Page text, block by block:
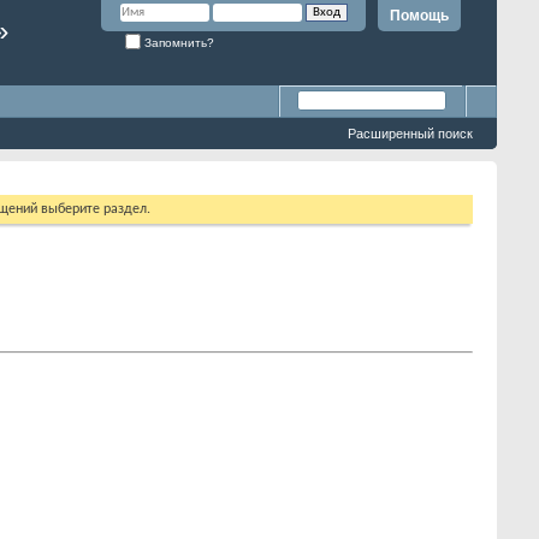
Помощь
Запомнить?
Расширенный поиск
выберите раздел.